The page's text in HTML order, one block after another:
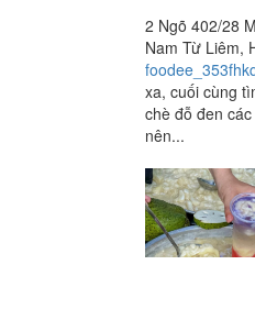
2 Ngõ 402/28
Nam Từ Liêm,
xa, cuối cùng
chè đỗ đen
nên...